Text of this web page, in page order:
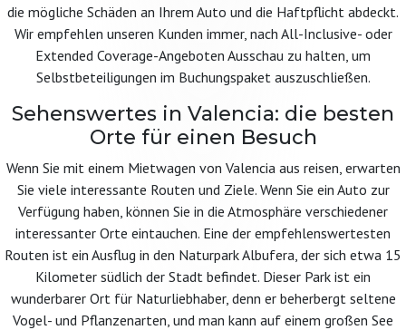
die mögliche Schäden an Ihrem Auto und die Haftpflicht abdeckt.
Wir empfehlen unseren Kunden immer, nach All-Inclusive- oder
Extended Coverage-Angeboten Ausschau zu halten, um
Selbstbeteiligungen im Buchungspaket auszuschließen.
Sehenswertes in Valencia: die besten
Orte für einen Besuch
Wenn Sie mit einem Mietwagen von Valencia aus reisen, erwarten
Sie viele interessante Routen und Ziele. Wenn Sie ein Auto zur
Verfügung haben, können Sie in die Atmosphäre verschiedener
interessanter Orte eintauchen. Eine der empfehlenswertesten
Routen ist ein Ausflug in den Naturpark Albufera, der sich etwa 15
Kilometer südlich der Stadt befindet. Dieser Park ist ein
wunderbarer Ort für Naturliebhaber, denn er beherbergt seltene
Vogel- und Pflanzenarten, und man kann auf einem großen See